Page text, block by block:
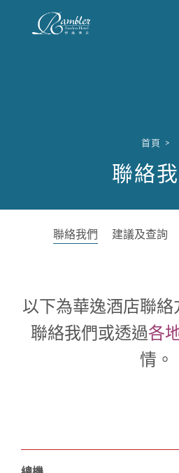
首頁 >
聯絡
聯絡我們 建議及查詢
以下為華逸酒店聯
聯絡我們或透過各
情。